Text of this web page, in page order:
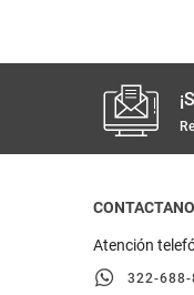
Atención
322-688-